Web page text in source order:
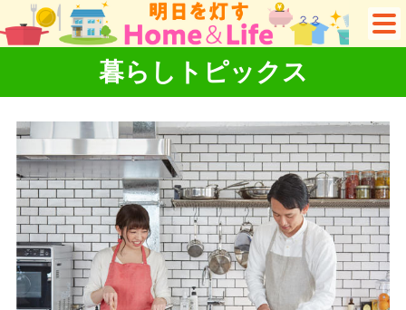
暮らしトピックス